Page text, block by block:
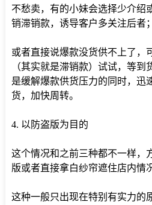
不愁卖，有的小妹会选择少介绍
销滞销款，诱导客户多关注后者
或者直接说爆款没货供不上了，
（其实就是滞销款）试试，等到
是缓解爆款供货压力的同时，迅
货，加快周转。
4. 以防盗版为目的
这个情况和之前三种都不一样，
版或者直接拿白纱帘遮住店内情
这种一般只出现在特别有实力的